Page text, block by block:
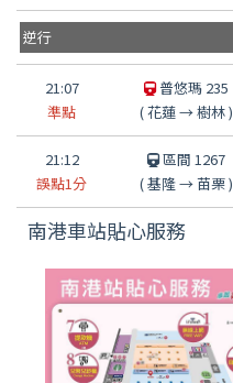
逆行
21:07
準點
普悠瑪 235
(花蓮→樹林)
21:12
誤點1分
區間 1267
(基隆→苗栗)
南港車站貼心服務